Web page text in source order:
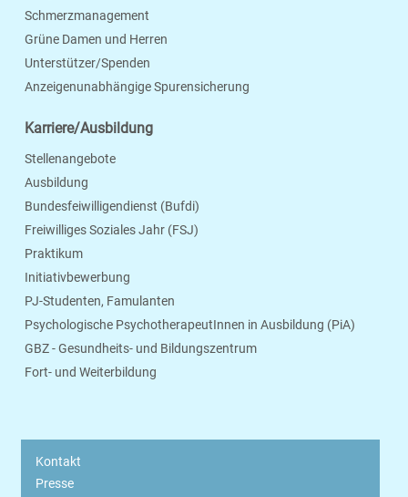
Schmerzmanagement
Grüne Damen und Herren
Unterstützer/Spenden
Anzeigenunabhängige Spurensicherung
Karriere/Ausbildung
Stellenangebote
Ausbildung
Bundesfeiwilligendienst (Bufdi)
Freiwilliges Soziales Jahr (FSJ)
Praktikum
Initiativbewerbung
PJ-Studenten, Famulanten
Psychologische PsychotherapeutInnen in Ausbildung (PiA)
GBZ - Gesundheits- und Bildungszentrum
Fort- und Weiterbildung
Kontakt
Presse